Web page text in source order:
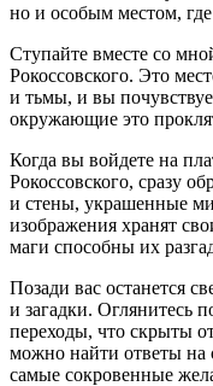
но и особым местом,
Ступайте вместе со
Рокоссовского. Это
и тьмы, и вы
окружающие это
Когда вы войдете на
Рокоссовского, сразу
и стены, украшенные
изображения хранят
маги способны их
Позади вас останется
и загадки. Оглянитесь
переходы, что скрыты
можно найти ответы на
самые сокровенные